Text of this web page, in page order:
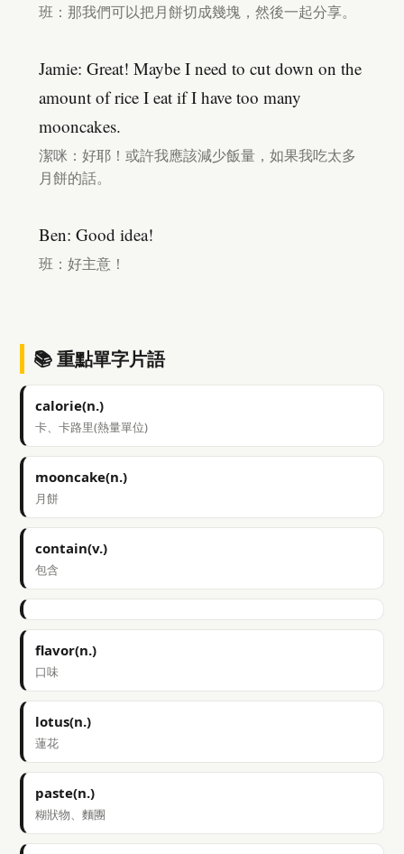
班：那我們可以把月餅切成幾塊，然後一起分享。
Jamie: Great! Maybe I need to cut down on the
amount of rice I eat if I have too many
mooncakes.
潔咪：好耶！或許我應該減少飯量，如果我吃太多
月餅的話。
Ben: Good idea!
班：好主意！
📚 重點單字片語
calorie(n.)
卡、卡路里(熱量單位)
mooncake(n.)
月餅
contain(v.)
包含
flavor(n.)
口味
lotus(n.)
蓮花
paste(n.)
糊狀物、麵團